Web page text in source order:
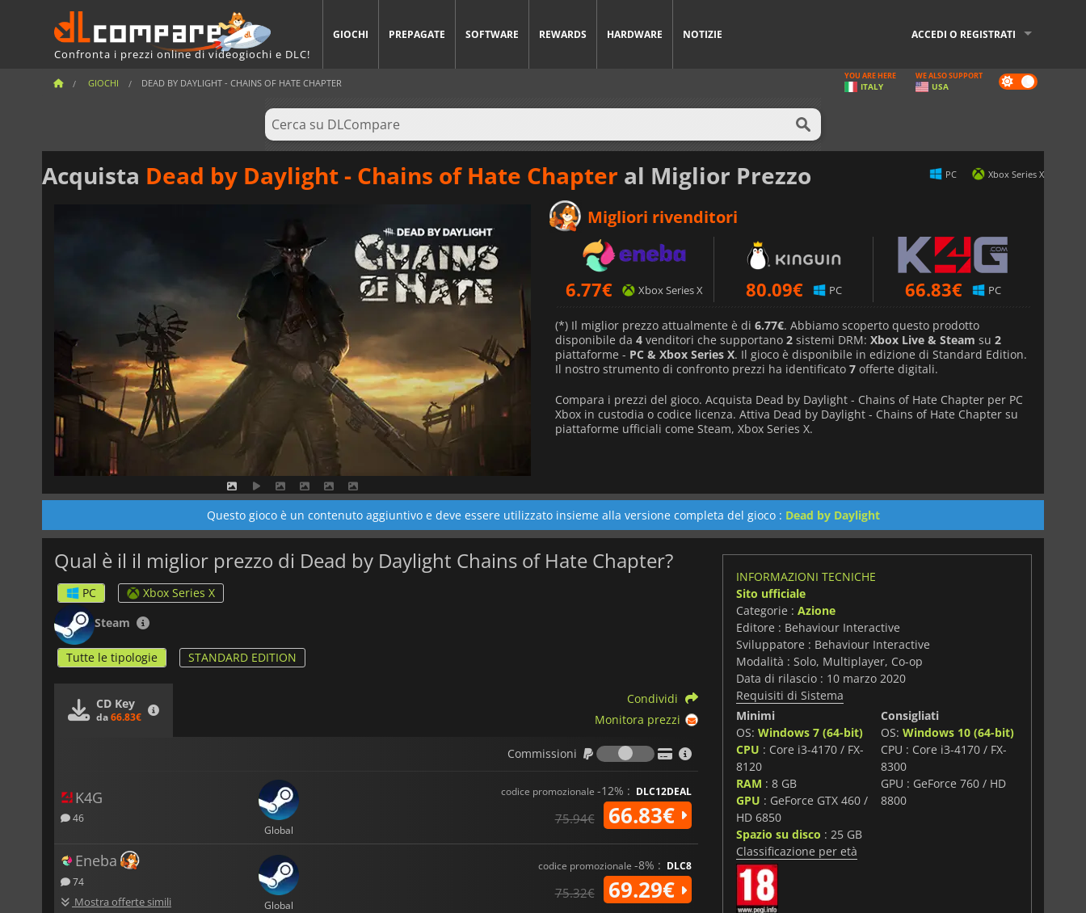
Confronta i prezzi online di videogiochi e DLC!
GIOCHI PREPAGATE SOFTWARE REWARDS HARDWARE NOTIZIE ACCEDI O REGISTRATI
GIOCHI DEAD BY DAYLIGHT - CHAINS OF HATE CHAPTER Dark
mode
YOU ARE HERE
ITALY
WE ALSO SUPPORT
USA
Acquista Dead by Daylight - Chains of Hate Chapter al Miglior Prezzo PC Xbox Series X
Migliori rivenditori
6.77€ Xbox Series X 80.09€ PC 66.83€ PC
(*) Il miglior prezzo attualmente è di 6.77€. Abbiamo scoperto questo prodotto
disponibile da 4 venditori che supportano 2 sistemi DRM: Xbox Live & Steam su 2
piattaforme - PC & Xbox Series X. Il gioco è disponibile in edizione di Standard Edition.
Il nostro strumento di confronto prezzi ha identificato 7 offerte digitali.
Compara i prezzi del gioco. Acquista Dead by Daylight - Chains of Hate Chapter per PC
Xbox in custodia o codice licenza. Attiva Dead by Daylight - Chains of Hate Chapter su
piattaforme ufficiali come Steam, Xbox Series X.
Questo gioco è un contenuto aggiuntivo e deve essere utilizzato insieme alla versione completa del gioco : Dead by Daylight
Qual è il il miglior prezzo di Dead by Daylight Chains of Hate Chapter?
PC
Xbox Series X
Steam
Tutte le tipologie STANDARD EDITION
CD Key
da66.83€
Condividi
Monitora prezzi
Commissioni
Commissioni
K4G
46
Global
codice promozionale -12% : DLC12DEAL
75.94€ 66.83€
Eneba
74
Mostra offerte simili Global
codice promozionale -8% : DLC8
75.32€ 69.29€
INFORMAZIONI TECNICHE
Sito ufficiale
Categorie : Azione
Editore : Behaviour Interactive
Sviluppatore : Behaviour Interactive
Modalità : Solo, Multiplayer, Co-op
Data di rilascio : 10 marzo 2020
Requisiti di Sistema
Minimi
OS: Windows 7 (64-bit)
CPU : Core i3-4170 / FX-
8120
RAM : 8 GB
GPU : GeForce GTX 460 /
HD 6850
Spazio su disco : 25 GB
Consigliati
OS:Windows 10 (64-bit)
CPU : Core i3-4170 / FX-
8300
GPU : GeForce 760 / HD
8800
Classificazione per età